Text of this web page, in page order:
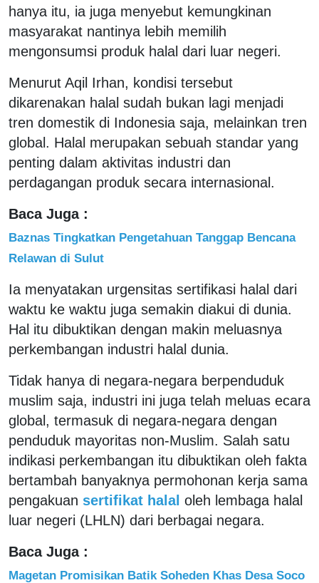
hanya itu, ia juga menyebut kemungkinan
masyarakat nantinya lebih memilih
mengonsumsi produk halal dari luar negeri.
Menurut Aqil Irhan, kondisi tersebut
dikarenakan halal sudah bukan lagi menjadi
tren domestik di Indonesia saja, melainkan tren
global. Halal merupakan sebuah standar yang
penting dalam aktivitas industri dan
perdagangan produk secara internasional.
Baca Juga :
Baznas Tingkatkan Pengetahuan Tanggap Bencana
Relawan di Sulut
Ia menyatakan urgensitas sertifikasi halal dari
waktu ke waktu juga semakin diakui di dunia.
Hal itu dibuktikan dengan makin meluasnya
perkembangan industri halal dunia.
Tidak hanya di negara-negara berpenduduk
muslim saja, industri ini juga telah meluas ecara
global, termasuk di negara-negara dengan
penduduk mayoritas non-Muslim. Salah satu
indikasi perkembangan itu dibuktikan oleh fakta
bertambah banyaknya permohonan kerja sama
pengakuan sertifikat halal oleh lembaga halal
luar negeri (LHLN) dari berbagai negara.
Baca Juga :
Magetan Promisikan Batik Soheden Khas Desa Soco